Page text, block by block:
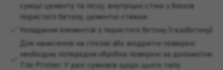
суміші цементу та піску, внутрішні стіни з блоків
пористого бетону, цементні стяжки.
Укладання елементів з пористого бетону (газобетону).
Для нанесення на гіпсові або анідритні поверхні
необхідна попередня обробка поверхні за допомогою
Tile Primer. У разі сумнівів щодо цього типу